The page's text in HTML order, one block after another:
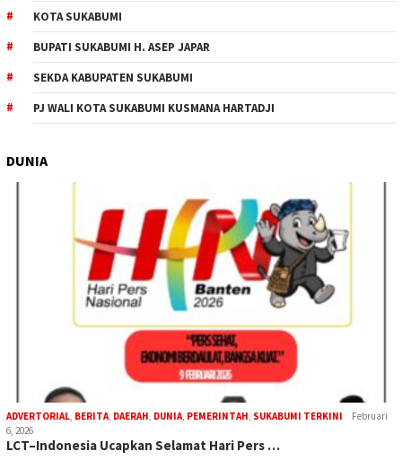
KOTA SUKABUMI
BUPATI SUKABUMI H. ASEP JAPAR
SEKDA KABUPATEN SUKABUMI
PJ WALI KOTA SUKABUMI KUSMANA HARTADJI
DUNIA
ADVERTORIAL BERITA DAERAH DUNIA PEMERINTAH SUKABUMI TERKINI
Februari
6, 2026
LCT–Indonesia Ucapkan Selamat Hari Pers …